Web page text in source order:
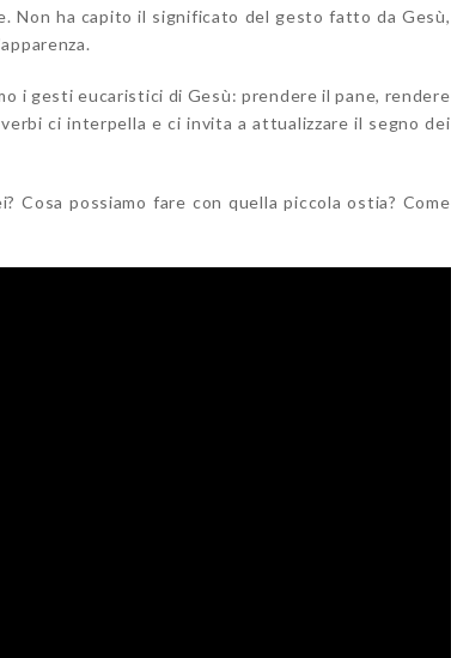
Non ha capito il significato del gesto fatto da Gesù,
i gesti eucaristici di Gesù: prendere il pane, rendere
ci interpella e ci invita a attualizzare il segno dei
Cosa possiamo fare con quella piccola ostia? Come